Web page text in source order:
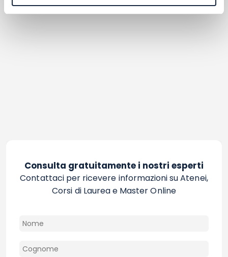
Consulta gratuitamente i nostri esperti
Contattaci per ricevere informazioni su Atenei,
Corsi di Laurea e Master Online